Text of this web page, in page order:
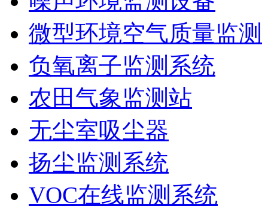
微型环境空气质量监测
负氧离子监测系统
农田气象监测站
无尘室吸尘器
扬尘监测系统
VOC在线监测系统